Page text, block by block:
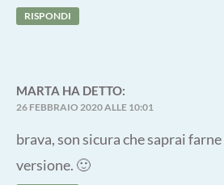
RISPONDI
MARTA HA DETTO:
26 FEBBRAIO 2020 ALLE 10:01
brava, son sicura che saprai
versione. 🙂